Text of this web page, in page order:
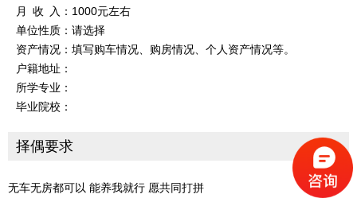
月 收 入：1000元左右
单位性质：请选择
资产情况：填写购车情况、购房情况、个人资产情况等。
户籍地址：
所学专业：
毕业院校：
择偶要求
无车无房都可以 能养我就行 愿共同打拼